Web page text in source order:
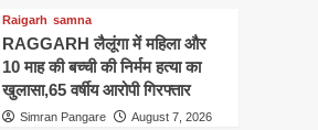
Raigarh samna
RAGGARH लैलूंगा में महिला और
10 माह की बच्ची की निर्मम हत्या का
खुलासा,65 वर्षीय आरोपी गिरफ्तार
Simran Pangare August 7, 2026